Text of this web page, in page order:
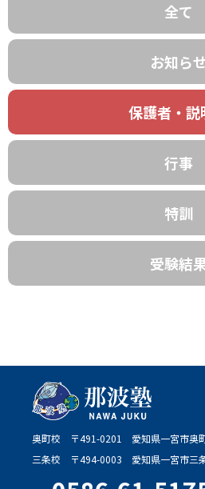
全て
お知らせ
保護者・説
行事
特訓
受験結
奥町校 〒491-0201 愛知県一宮市奥
三条校
〒494-0003 愛知県一宮市三